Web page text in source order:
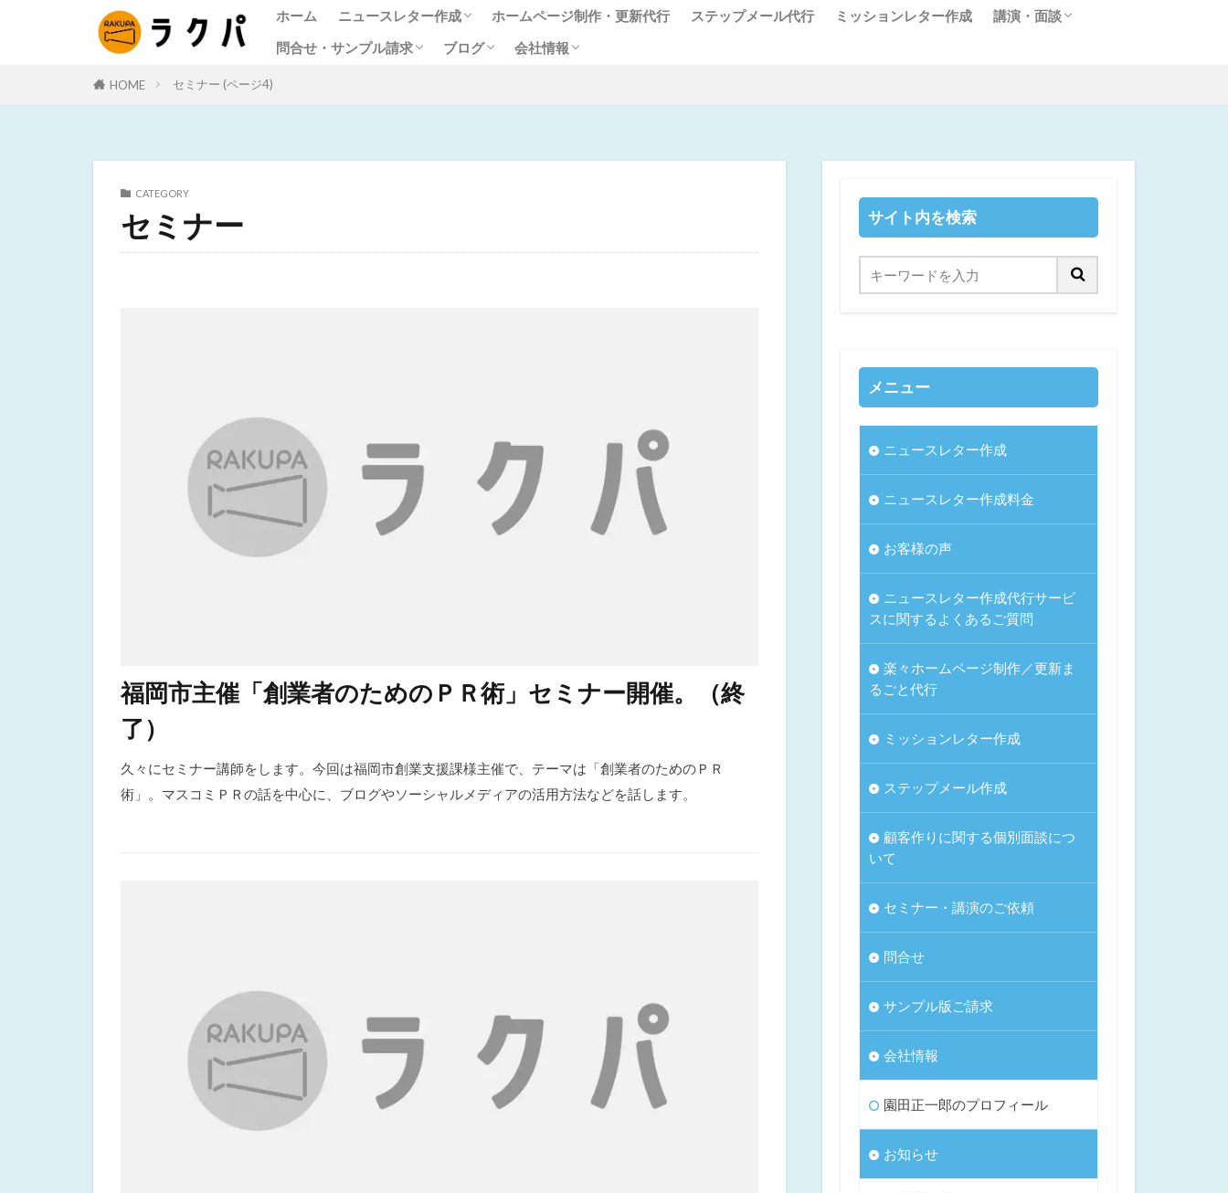
ホーム ニュースレター作成
ニュースレター作成代行
作成料金
お客様の声
ニュースレター作成代行サービスに関す
オンライン講座（別サイトへリンク）
ホームページ制作・更新代行 ステップメール代行 ミッションレター作成 講演・面談
問合せ・サンプル請求 ブログ 会社情報
HOME セミナー (ページ4)
CATEGORY
セミナー
福岡市主催「創業者のためのＰＲ術」セミナー開催。（終
了）
久々にセミナー講師をします。今回は福岡市創業支援課様主催で、テーマは「創業者のためのＰＲ
術」。マスコミＰＲの話を中心に、ブログやソーシャルメディアの活用方法などを話します。
サイト内を検索
メニュー
ニュースレター作成
ニュースレター作成料金
お客様の声
ニュースレター作成代行サービ
スに関するよくあるご質問
楽々ホームページ制作／更新ま
るごと代行
ミッションレター作成
ステップメール作成
顧客作りに関する個別面談につ
いて
セミナー・講演のご依頼
問合せ
サンプル版ご請求
会社情報
園田正一郎のプロフィール
お知らせ